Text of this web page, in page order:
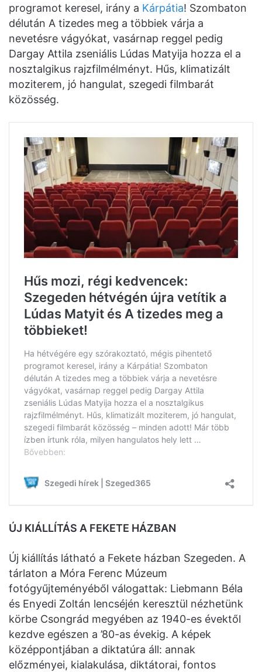
programot keresel, irány a Kárpátia! Szombaton
délután A tizedes meg a többiek várja a
nevetésre vágyókat, vasárnap reggel pedig
Dargay Attila zseniális Lúdas Matyija hozza el a
nosztalgikus rajzfilmélményt. Hűs, klimatizált
moziterem, jó hangulat, szegedi filmbarát
közösség.
ÚJ KIÁLLÍTÁS A FEKETE HÁZBAN
Új kiállítás látható a Fekete házban Szegeden. A
tárlaton a Móra Ferenc Múzeum
fotógyűjteményéből válogattak: Liebmann Béla
és Enyedi Zoltán lencséjén keresztül nézhetünk
körbe Csongrád megyében az 1940-es évektől
kezdve egészen a ’80-as évekig. A képek
középpontjában a diktatúra áll: annak
előzményei, kialakulása, diktátorai, fontos